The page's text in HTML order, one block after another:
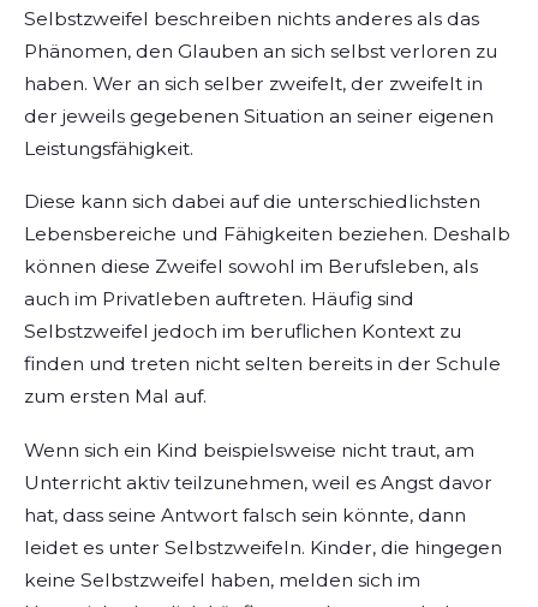
Selbstzweifel beschreiben nichts anderes als das
Phänomen, den Glauben an sich selbst verloren zu
haben. Wer an sich selber zweifelt, der zweifelt in
der jeweils gegebenen Situation an seiner eigenen
Leistungsfähigkeit.
Diese kann sich dabei auf die unterschiedlichsten
Lebensbereiche und Fähigkeiten beziehen. Deshalb
können diese Zweifel sowohl im Berufsleben, als
auch im Privatleben auftreten. Häufig sind
Selbstzweifel jedoch im beruflichen Kontext zu
finden und treten nicht selten bereits in der Schule
zum ersten Mal auf.
Wenn sich ein Kind beispielsweise nicht traut, am
Unterricht aktiv teilzunehmen, weil es Angst davor
hat, dass seine Antwort falsch sein könnte, dann
leidet es unter Selbstzweifeln. Kinder, die hingegen
keine Selbstzweifel haben, melden sich im